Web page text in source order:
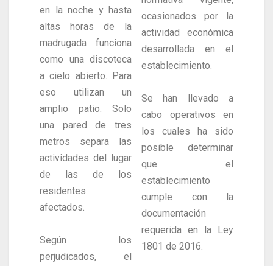
en la noche y hasta
altas horas de la
madrugada funciona
como una discoteca
a cielo abierto. Para
eso utilizan un
amplio patio. Solo
una pared de tres
metros separa las
actividades del lugar
de las de los
residentes
afectados.
Según los
perjudicados, el
ocasionados por la
actividad económica
desarrollada en el
establecimiento.
Se han llevado a
cabo operativos en
los cuales ha sido
posible determinar
que el
establecimiento
cumple con la
documentación
requerida en la Ley
1801 de 2016.